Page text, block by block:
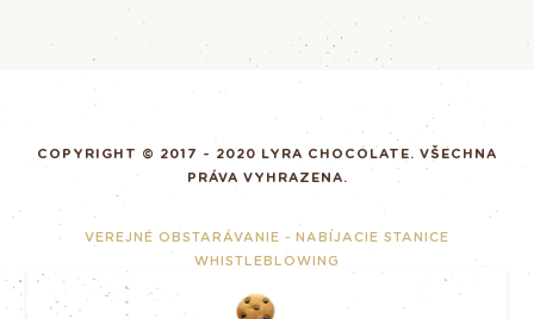
COPYRIGHT © 2017 - 2020 LYRA CHOCOLATE. VŠECHNA
PRÁVA VYHRAZENA.
VEREJNÉ OBSTARÁVANIE - NABÍJACIE STANICE
WHISTLEBLOWING
GDPR